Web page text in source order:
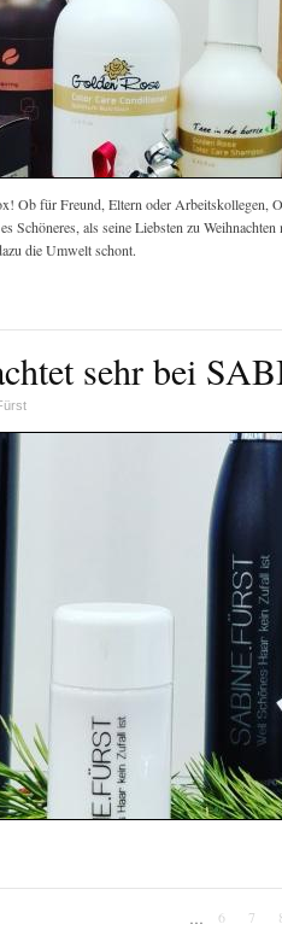
Ob für Freund, Eltern oder Arbeitskollegen,
Schöneres, als seine Liebsten zu
die Umwelt schont.
Sie mit Bedacht – für eine bessere Zukunft.
sehr bei
sehr bei SABINE.FÜRST
6 7